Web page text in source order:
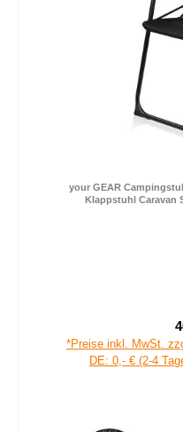
your GEAR
Klappstuhl Caravan
*Preise inkl. MwSt.
DE: 0,- € (2-4